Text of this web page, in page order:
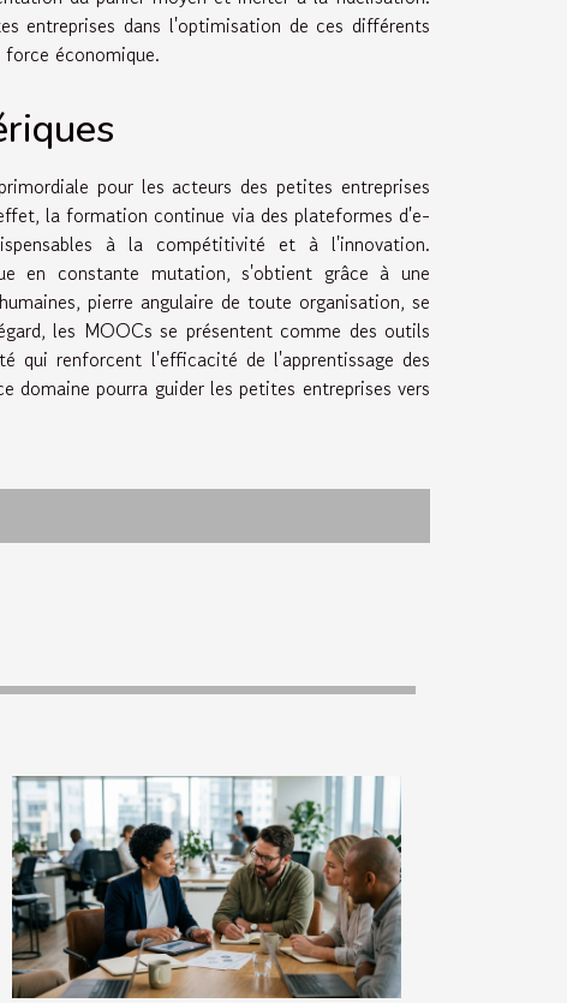
entreprises dans l'optimisation de ces différents
économique.
pour les acteurs des petites entreprises
la formation continue via des plateformes d'e-
à la compétitivité et à l'innovation.
en constante mutation, s'obtient grâce à une
pierre angulaire de toute organisation, se
les MOOCs se présentent comme des outils
qui renforcent l'efficacité de l'apprentissage des
domaine pourra guider les petites entreprises vers